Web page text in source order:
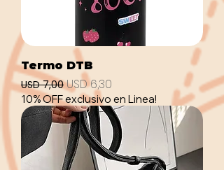
Termo DTB
Precio
USD 7,00Precio de oferta
USD 6,30
10% OFF exclusivo en Linea!